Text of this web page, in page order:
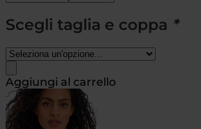
Scegli taglia e coppa *
Aggiungi al carrello